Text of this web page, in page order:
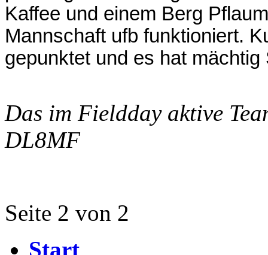
Kaffee und einem Berg
Mannschaft ufb funktioniert.
gepunktet und es hat
Das im Fieldday aktive
DL8MF
Seite 2 von 2
Start